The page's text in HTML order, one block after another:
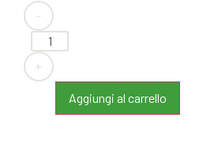
-
+
Aggiungi al carrello